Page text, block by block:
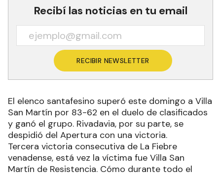
Recibí las noticias en tu email
RECIBIR NEWSLETTER
El elenco santafesino superó este domingo a Villa
San Martín por 83-62 en el duelo de clasificados
y ganó el grupo. Rivadavia, por su parte, se
despidió del Apertura con una victoria.
Tercera victoria consecutiva de La Fiebre
venadense, está vez la víctima fue Villa San
Martín de Resistencia. Cómo durante todo el